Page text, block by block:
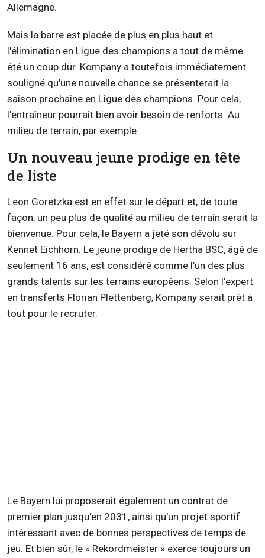
Allemagne.
Mais la barre est placée de plus en plus haut et
l'élimination en Ligue des champions a tout de même
été un coup dur. Kompany a toutefois immédiatement
souligné qu'une nouvelle chance se présenterait la
saison prochaine en Ligue des champions. Pour cela,
l'entraîneur pourrait bien avoir besoin de renforts. Au
milieu de terrain, par exemple.
Un nouveau jeune prodige en tête
de liste
Leon Goretzka est en effet sur le départ et, de toute
façon, un peu plus de qualité au milieu de terrain serait la
bienvenue. Pour cela, le Bayern a jeté son dévolu sur
Kennet Eichhorn. Le jeune prodige de Hertha BSC, âgé de
seulement 16 ans, est considéré comme l’un des plus
grands talents sur les terrains européens. Selon l’expert
en transferts Florian Plettenberg, Kompany serait prêt à
tout pour le recruter.
Le Bayern lui proposerait également un contrat de
premier plan jusqu'en 2031, ainsi qu'un projet sportif
intéressant avec de bonnes perspectives de temps de
jeu. Et bien sûr, le « Rekordmeister » exerce toujours un